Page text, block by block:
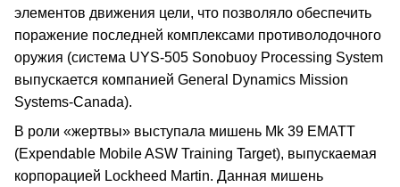
элементов движения цели, что позволяло обеспечить
поражение последней комплексами противолодочного
оружия (система UYS-505 Sonobuoy Processing System
выпускается компанией General Dynamics Mission
Systems-Canada).
В роли «жертвы» выступала мишень Mk 39 EMATT
(Expendable Mobile ASW Training Target), выпускаемая
корпорацией Lockheed Martin. Данная мишень